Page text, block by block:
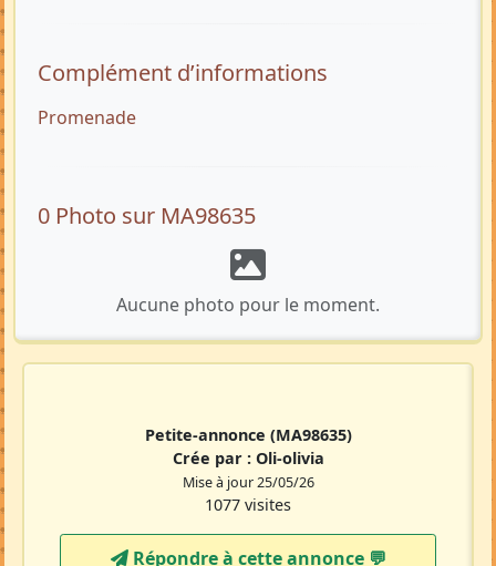
Complément d’informations
Promenade
0 Photo sur MA98635
Aucune photo pour le moment.
Petite-annonce (MA98635)
Crée par : Oli-olivia
Mise à jour 25/05/26
1077 visites
Répondre à cette annonce 💬​